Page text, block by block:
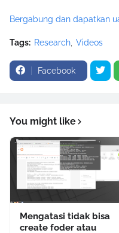
Bergabung dan dapatkan
Tags: Research Videos
Facebook
You might like
Mengatasi tidak bisa
create foder atau